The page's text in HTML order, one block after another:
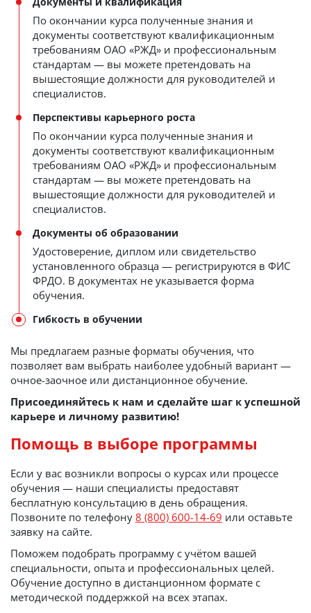
По окончании курса полученные знания и
документы соответствуют квалификационным
требованиям ОАО «РЖД» и профессиональным
стандартам — вы можете претендовать на
вышестоящие должности для руководителей и
специалистов.
Перспективы карьерного роста
По окончании курса полученные знания и
документы соответствуют квалификационным
требованиям ОАО «РЖД» и профессиональным
стандартам — вы можете претендовать на
вышестоящие должности для руководителей и
специалистов.
Документы об образовании
Удостоверение, диплом или свидетельство
установленного образца — регистрируются в ФИС
ФРДО. В документах не указывается форма
обучения.
Гибкость в обучении
Мы предлагаем разные форматы обучения, что
позволяет вам выбрать наиболее удобный вариант —
очное-заочное или дистанционное обучение.
Присоединяйтесь к нам и сделайте шаг к успешной
карьере и личному развитию!
Помощь в выборе программы
Если у вас возникли вопросы о курсах или процессе
обучения — наши специалисты предоставят
бесплатную консультацию в день обращения.
Позвоните по телефону 8 (800) 600-14-69 или оставьте
заявку на сайте.
Поможем подобрать программу с учётом вашей
специальности, опыта и профессиональных целей.
Обучение доступно в дистанционном формате с
методической поддержкой на всех этапах.